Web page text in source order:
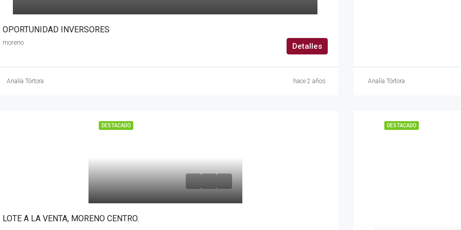
OPORTUNIDAD INVERSORES
moreno Detalles
Analía Tórtora hace 2 años Analía Tórtora
DESTACADO
LOTE A LA VENTA, MORENO CENTRO.
DESTACADO